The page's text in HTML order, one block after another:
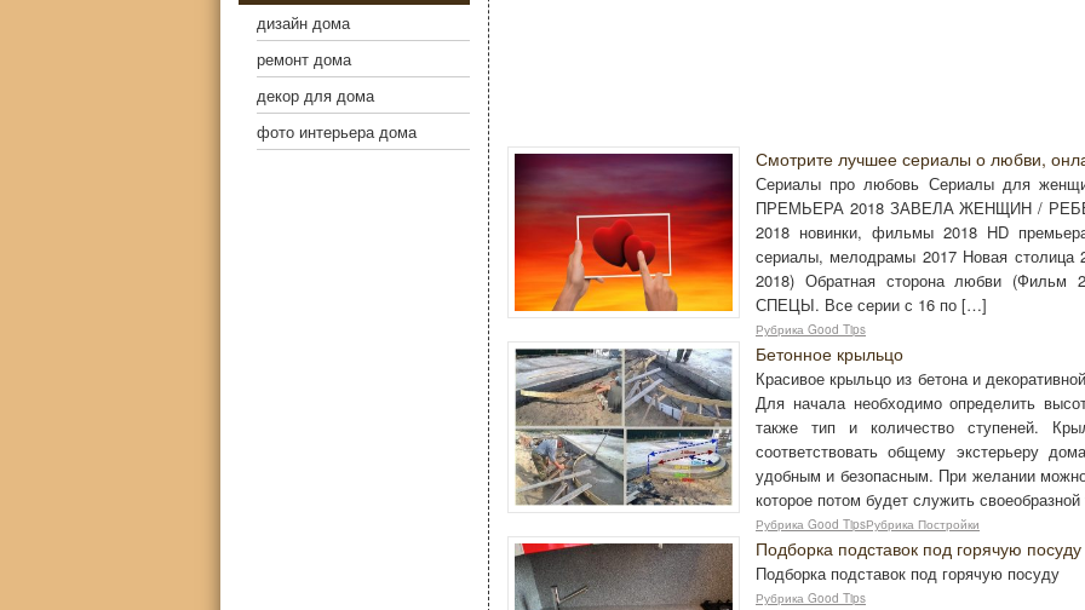
Смотрите лучшее сериалы о любви,
Сериалы про любовь Сериалы для
ПРЕМЬЕРА 2018 ЗАВЕЛА ЖЕНЩИН /
2018 новинки, фильмы 2018 HD
сериалы, мелодрамы 2017 Новая столица
2018) Обратная сторона любви (Фильм
СПЕЦЫ. Все серии с 16 по […]
Рубрика Good Tips
Бетонное крыльцо
Красивое крыльцо из бетона и
Для начала необходимо определить
также тип и количество ступеней.
соответствовать общему экстерьеру
удобным и безопасным. При желании
которое потом будет служить
Рубрика Good TipsРубрика Постройки
Подборка подставок под горячую посуду
Подборка подставок под горячую посуду
Рубрика Good Tips
дизайн дома
ремонт дома
декор для дома
фото интерьера дома